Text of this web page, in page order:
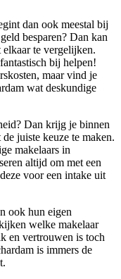
dan ook meestal bij
besparen? Dan kan
te vergelijken.
bij helpen!
maar vind je
wat deskundige
Dan krijg je binnen
juiste keuze te maken.
makelaars in
altijd om met een
voor een intake uit
ook hun eigen
welke makelaar
en vertrouwen is toch
is immers de